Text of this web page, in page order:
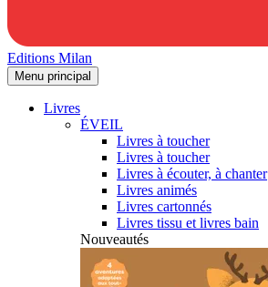
Editions Milan
Menu principal
Livres
ÉVEIL
Livres à toucher
Livres à toucher
Livres à écouter, à chanter
Livres animés
Livres cartonnés
Livres tissu et livres bain
Nouveautés